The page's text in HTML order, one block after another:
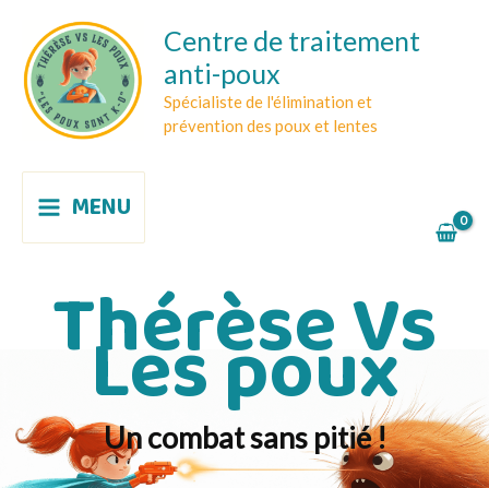
contenu
Centre de traitement
anti-poux
Spécialiste de l'élimination et
prévention des poux et lentes
MENU
Thérèse Vs
Les poux
Un combat sans pitié !